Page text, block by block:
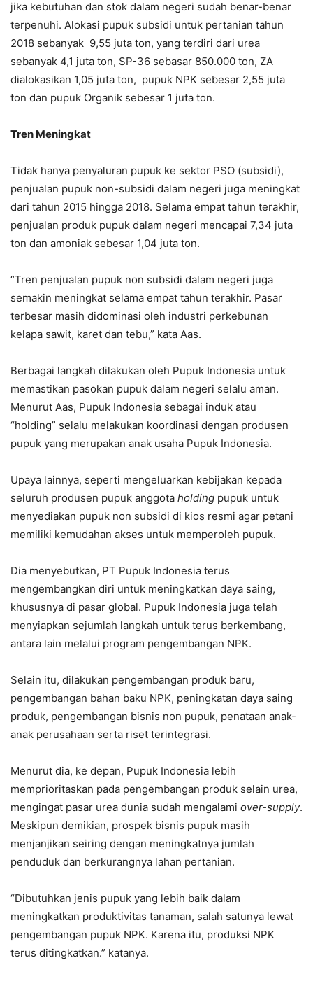
jika kebutuhan dan stok dalam negeri sudah benar-benar
terpenuhi. Alokasi pupuk subsidi untuk pertanian tahun
2018 sebanyak 9,55 juta ton, yang terdiri dari urea
sebanyak 4,1 juta ton, SP-36 sebasar 850.000 ton, ZA
dialokasikan 1,05 juta ton, pupuk NPK sebesar 2,55 juta
ton dan pupuk Organik sebesar 1 juta ton.
Tren Meningkat
Tidak hanya penyaluran pupuk ke sektor PSO (subsidi),
penjualan pupuk non-subsidi dalam negeri juga meningkat
dari tahun 2015 hingga 2018. Selama empat tahun terakhir,
penjualan produk pupuk dalam negeri mencapai 7,34 juta
ton dan amoniak sebesar 1,04 juta ton.
“Tren penjualan pupuk non subsidi dalam negeri juga
semakin meningkat selama empat tahun terakhir. Pasar
terbesar masih didominasi oleh industri perkebunan
kelapa sawit, karet dan tebu,” kata Aas.
Berbagai langkah dilakukan oleh Pupuk Indonesia untuk
memastikan pasokan pupuk dalam negeri selalu aman.
Menurut Aas, Pupuk Indonesia sebagai induk atau
“holding” selalu melakukan koordinasi dengan produsen
pupuk yang merupakan anak usaha Pupuk Indonesia.
Upaya lainnya, seperti mengeluarkan kebijakan kepada
seluruh produsen pupuk anggota holding pupuk untuk
menyediakan pupuk non subsidi di kios resmi agar petani
memiliki kemudahan akses untuk memperoleh pupuk.
Dia menyebutkan, PT Pupuk Indonesia terus
mengembangkan diri untuk meningkatkan daya saing,
khususnya di pasar global. Pupuk Indonesia juga telah
menyiapkan sejumlah langkah untuk terus berkembang,
antara lain melalui program pengembangan NPK.
Selain itu, dilakukan pengembangan produk baru,
pengembangan bahan baku NPK, peningkatan daya saing
produk, pengembangan bisnis non pupuk, penataan anak-
anak perusahaan serta riset terintegrasi.
Menurut dia, ke depan, Pupuk Indonesia lebih
memprioritaskan pada pengembangan produk selain urea,
mengingat pasar urea dunia sudah mengalami over-supply.
Meskipun demikian, prospek bisnis pupuk masih
menjanjikan seiring dengan meningkatnya jumlah
penduduk dan berkurangnya lahan pertanian.
“Dibutuhkan jenis pupuk yang lebih baik dalam
meningkatkan produktivitas tanaman, salah satunya lewat
pengembangan pupuk NPK. Karena itu, produksi NPK
terus ditingkatkan.” katanya.